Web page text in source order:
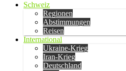
Schweiz
Regionen
Abstimmungen
Reisen
International
Ukraine-Krieg
Iran-Krieg
Deutschland